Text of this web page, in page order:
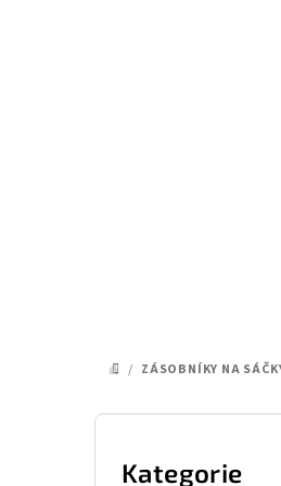
DOMŮ
/ ZÁSOBNÍKY NA
Přeskočit
Kategorie